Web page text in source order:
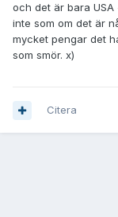
och det är bara
inte som om det är
mycket pengar det
som smör. x)
Citera